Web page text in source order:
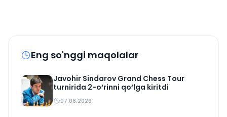
Eng so'nggi maqolalar
Javohir Sindarov Grand Chess Tour
turnirida 2-o‘rinni qo‘lga kiritdi
07.08.2026